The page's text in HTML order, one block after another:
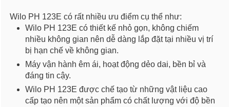
Wilo PH 123E có rất nhiều ưu điểm cụ thể như:
Wilo PH 123E có thiết kế nhỏ gọn, không chiếm
nhiều không gian nên dễ dàng lắp đặt tại nhiều vị trí
bị hạn chế về không gian.
Máy vận hành êm ái, hoạt động dẻo dai, bền bỉ và
đáng tin cậy.
Wilo PH 123E được chế tạo từ những vật liệu cao
cấp tạo nên một sản phẩm có chất lượng với độ bền